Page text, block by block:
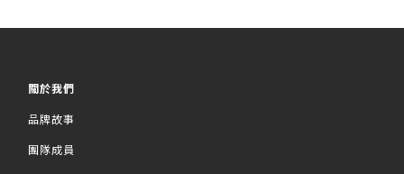
關於我們
品牌故事
團隊成員